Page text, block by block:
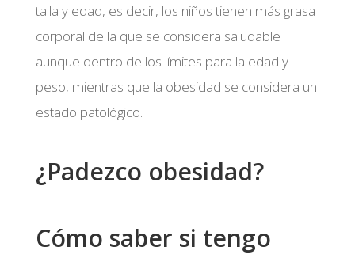
talla y edad, es decir, los niños tienen más grasa
corporal de la que se considera saludable
aunque dentro de los límites para la edad y
peso, mientras que la obesidad se considera un
estado patológico.
¿Padezco obesidad?
Cómo saber si tengo